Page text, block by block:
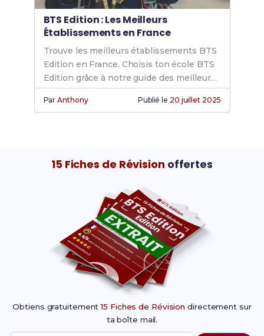
BTS Edition : Les Meilleurs
Établissements en France
Trouve les meilleurs établissements BTS
Edition en France. Choisis ton école BTS
Edition grâce à notre guide des meilleurs
choix école BTS.
ParAnthony Publié le 20 juillet 2025
15 Fiches de Révision offertes
Obtiens gratuitement15 Fiches de Révision directement sur
ta boîte mail.